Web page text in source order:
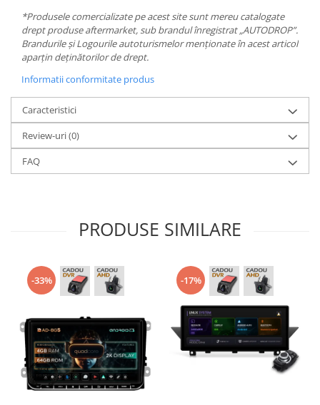
*Produsele comercializate pe acest site sunt mereu catalogate
drept produse aftermarket, sub brandul înregistrat „AUTODROP”.
Brandurile și Logourile autoturismelor menționate în acest articol
aparțin deținătorilor de drept.
Informatii conformitate produs
Caracteristici
Review-uri(0)
FAQ
PRODUSE SIMILARE
-33% -17%